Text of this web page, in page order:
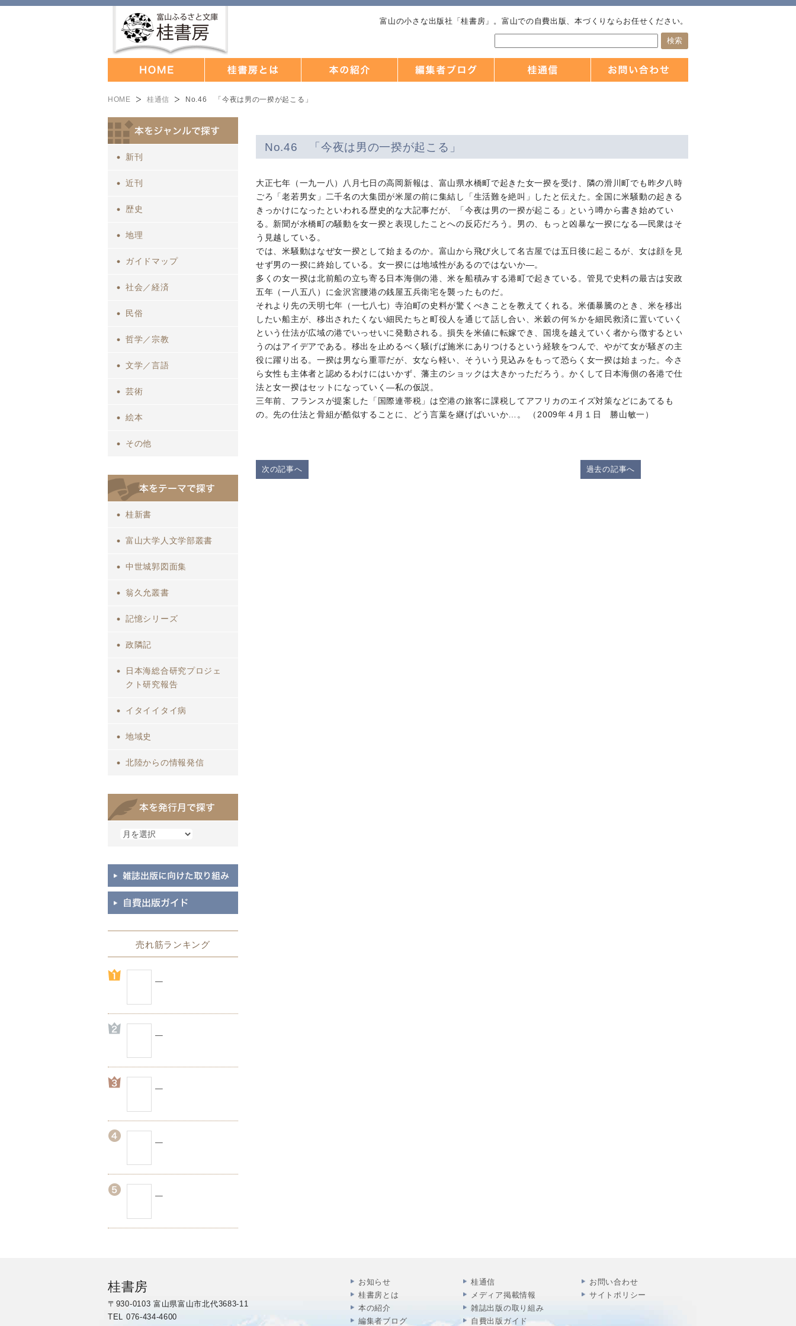
富山の小さな出版社「桂書房」。富山での自費出版、本づくりならお任せください。
HOME 桂通信 No.46 「今夜は男の一揆が起こる」
No.46 「今夜は男の一揆が起こる」
大正七年（一九一八）八月七日の高岡新報は、富山県水橋町で起きた女一揆を受け、隣の滑川町でも昨夕八時
ごろ「老若男女」二千名の大集団が米屋の前に集結し「生活難を絶叫」したと伝えた。全国に米騒動の起きる
きっかけになったといわれる歴史的な大記事だが、「今夜は男の一揆が起こる」という噂から書き始めてい
る。新聞が水橋町の騒動を女一揆と表現したことへの反応だろう。男の、もっと凶暴な一揆になる―民衆はそ
う見越している。
では、米騒動はなぜ女一揆として始まるのか。富山から飛び火して名古屋では五日後に起こるが、女は顔を見
せず男の一揆に終始している。女一揆には地域性があるのではないか―。
多くの女一揆は北前船の立ち寄る日本海側の港、米を船積みする港町で起きている。管見で史料の最古は安政
五年（一八五八）に金沢宮腰港の銭屋五兵衛宅を襲ったものだ。
それより先の天明七年（一七八七）寺泊町の史料が驚くべきことを教えてくれる。米価暴騰のとき、米を移出
したい船主が、移出されたくない細民たちと町役人を通じて話し合い、米穀の何％かを細民救済に置いていく
という仕法が広域の港でいっせいに発動される。損失を米値に転嫁でき、国境を越えていく者から徴するとい
うのはアイデアである。移出を止めるべく騒げば施米にありつけるという経験をつんで、やがて女が騒ぎの主
役に躍り出る。一揆は男なら重罪だが、女なら軽い、そういう見込みをもって恐らく女一揆は始まった。今さ
ら女性も主体者と認めるわけにはいかず、藩主のショックは大きかっただろう。かくして日本海側の各港で仕
法と女一揆はセットになっていく―私の仮説。
三年前、フランスが提案した「国際連帯税」は空港の旅客に課税してアフリカのエイズ対策などにあてるも
の。先の仕法と骨組が酷似することに、どう言葉を継げばいいか…。 （2009年４月１日 勝山敏一）
次の記事へ 過去の記事へ
新刊
近刊
歴史
地理
ガイドマップ
社会／経済
民俗
哲学／宗教
文学／言語
芸術
絵本
その他
桂新書
富山大学人文学部叢書
中世城郭図面集
翁久允叢書
記憶シリーズ
政隣記
日本海総合研究プロジェ
クト研究報告
イタイイタイ病
地域史
北陸からの情報発信
売れ筋ランキング
桂書房
〒930-0103 富山県富山市北代3683-11
TEL 076-434-4600
お知らせ
桂書房とは
本の紹介
編集者ブログ
桂通信
メディア掲載情報
雑誌出版の取り組み
自費出版ガイド
お問い合わせ
サイトポリシー